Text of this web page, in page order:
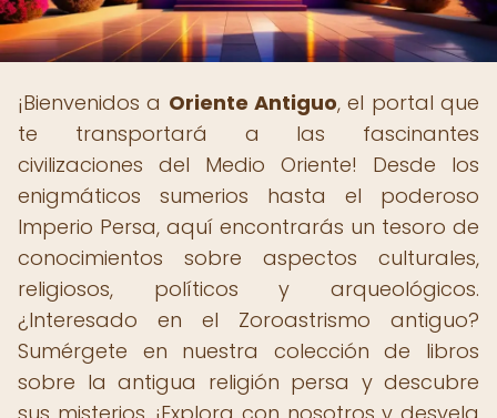
¡Bienvenidos a Oriente Antiguo, el portal que
te transportará a las fascinantes
civilizaciones del Medio Oriente! Desde los
enigmáticos sumerios hasta el poderoso
Imperio Persa, aquí encontrarás un tesoro de
conocimientos sobre aspectos culturales,
religiosos, políticos y arqueológicos.
¿Interesado en el Zoroastrismo antiguo?
Sumérgete en nuestra colección de libros
sobre la antigua religión persa y descubre